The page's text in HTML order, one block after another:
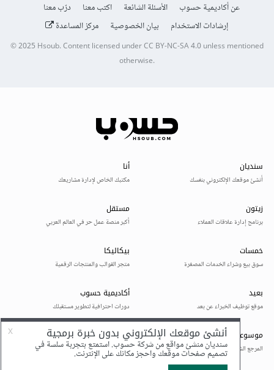
عن أكاديمية حسوب الأسئلة الشائعة اكتب معنا
درّب معنا
إرشادات الاستخدام
بيان الخصوصية مركز المساعدة
© 2025Hsoub.Content licensed underCC BY-NC-SA 4.0unless mentioned
otherwise.